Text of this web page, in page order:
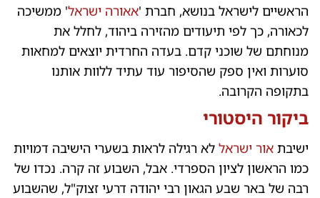
הראשיים לישראל בנושא, חברת 'אאורה ישראל' ממשיכה
לכאורה, כך לפי תיעודים מהזירה ביהוד, לחלל את
מנוחתם של שוכני קדם. בעדה החרדית יוצאים למחאות
סוערות ואין ספק שהסיפור עוד עתיד ללוות אותנו
בתקופה הקרובה.
ביקור היסטורי
ישיבת אור ישראל לא רגילה לראות בשערי הישיבה דמויות
כמו הראשון לציון הספרדי. אבל, השבוע זה קרה. נכדו של
רבה של באר שבע הגאון רבי יהודה דרעי זצוק"ל, שהשבוע